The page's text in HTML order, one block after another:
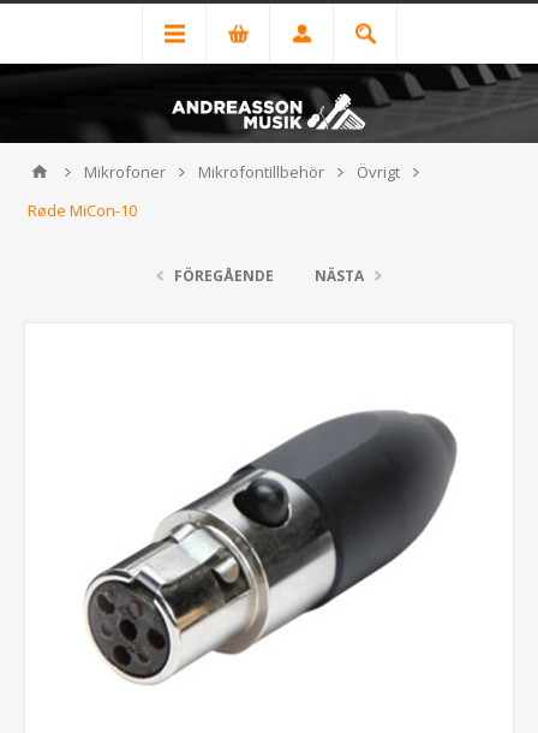
Mikrofoner Mikrofontillbehör
Övrigt
Røde MiCon-10
FÖREGÅENDE NÄSTA